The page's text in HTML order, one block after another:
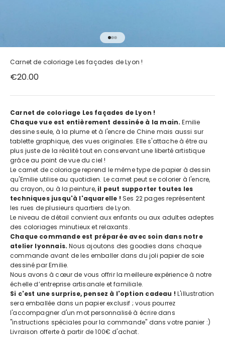
Aller à l'élément 1
Aller à l'élément 5
Aller à l'élément 6
Carnet de coloriage Les façades de Lyon !
Prix de vente
€20.00
Carnet de coloriage Les façades de Lyon !
Chaque vue est entièrement dessinée à la main.Emilie
dessine seule, à la plume et à l'encre de Chine mais aussi sur
tablette graphique, des vues originales. Elle s'attache à être au
plus juste de la réalité tout en conservant une liberté artistique
grâce au point de vue du ciel !
Le carnet de coloriage reprend le même type de papier à dessin
qu'Emilie utilise au quotidien. Le carnet peut se colorier à l'encre,
au crayon, ou à la peinture, il peut supporter toutes les
techniques jusqu'à l'aquarelle ! Ses 22 pages représentent
les rues de plusieurs quartiers de Lyon.
Le niveau de détail convient aux enfants ou aux adultes adeptes
des coloriages minutieux et relaxants.
Chaque commande est préparée avec soin dans notre
atelier lyonnais. Nous ajoutons des goodies dans chaque
commande avant de les emballer dans du joli papier de soie
dessiné par Emilie.
Nous avons à cœur de vous offrir la meilleure expérience à notre
échelle d’entreprise artisanale et familiale.
Si c'est une surprise, pensez à l'option cadeau ! L'illustration
sera emballée dans un papier exclusif ; vous pourrez
l'accompagner d'un mot personnalisé à écrire dans
"instructions spéciales pour la commande" dans votre panier :)
Livraison offerte à partir de 100€ d'achat.